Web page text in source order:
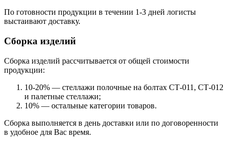
По готовности продукции в течении 1-3 дней логисты
выстаивают доставку.
Сборка изделий
Сборка изделий рассчитывается от общей стоимости
продукции:
10-20% — стеллажи полочные на болтах СТ-011, СТ-012
и палетные стеллажи;
10% — остальные категории товаров.
Сборка выполняется в день доставки или по договоренности
в удобное для Вас время.